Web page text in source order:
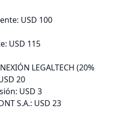
USD 100
USD 115
LEGALTECH (20%
20
USD 3
S.A.: USD 23